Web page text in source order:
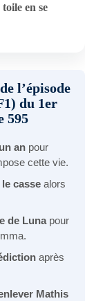
en se
l’épisode
du 1er
595
an pour
cette vie.
casse alors
de Lunapour
après
Mathis